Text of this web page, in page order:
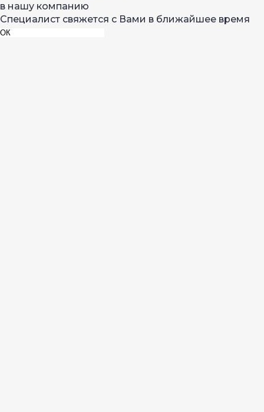
в нашу компанию
Специалист свяжется с Вами в ближайшее время